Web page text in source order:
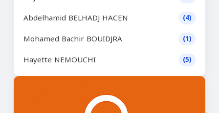
Abdelhamid BELHADJ HACEN (4)
Mohamed Bachir BOUIDJRA (1)
Hayette NEMOUCHI (5)